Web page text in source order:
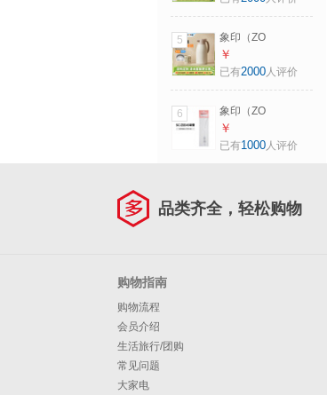
瓶AFFB TK香草可
可色 1.85L
5
象印（ZO
JIRUSHI）保温壶
316L不锈钢内胆HL
温水壶 【新
款/316L】HL19C-
磨砂白 1.9L
￥
已有2000人评价
6
象印（ZO
JIRUSHI）儿童保
温杯水杯ZT45配件
￥
已有1000人评价
品类齐全，轻松购物
购物指南
购物流程
会员介绍
生活旅行/团购
常见问题
大家电